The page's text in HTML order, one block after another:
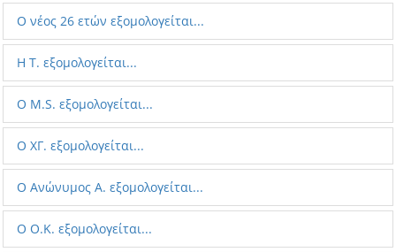
Ο νέος 26 ετών εξομολογείται...
Η Τ. εξομολογείται...
O M.S. εξομολογείται...
Ο ΧΓ. εξομολογείται...
Ο Aνώνυμος Α. εξομολογείται...
Ο O.K. εξομολογείται...